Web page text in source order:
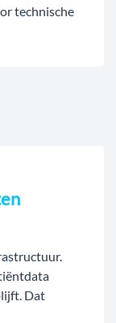
technische
Dat